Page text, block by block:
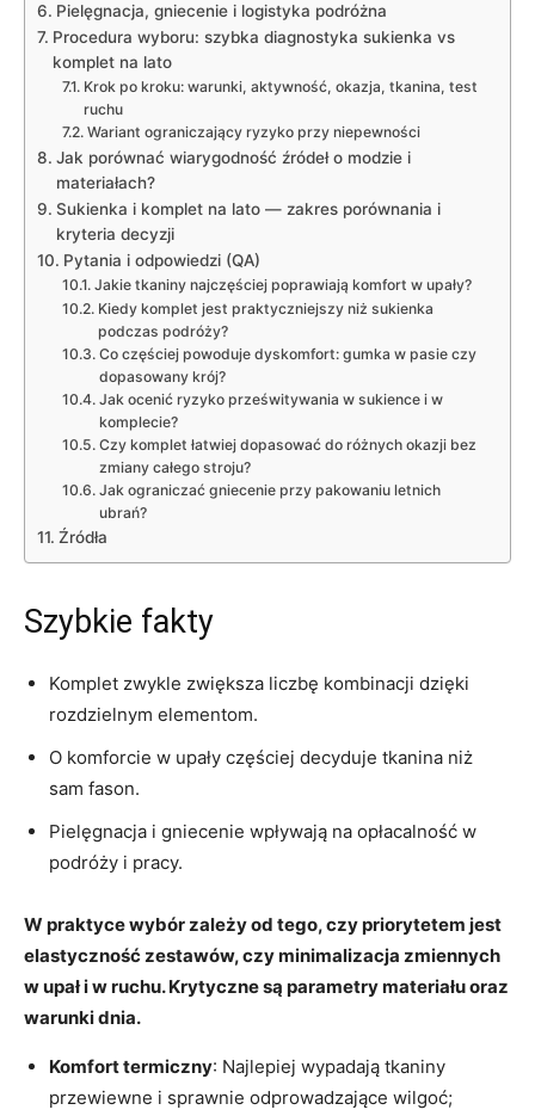
Pielęgnacja, gniecenie i logistyka podróżna
Procedura wyboru: szybka diagnostyka sukienka vs
komplet na lato
Krok po kroku: warunki, aktywność, okazja, tkanina, test
ruchu
Wariant ograniczający ryzyko przy niepewności
Jak porównać wiarygodność źródeł o modzie i
materiałach?
Sukienka i komplet na lato — zakres porównania i
kryteria decyzji
Pytania i odpowiedzi (QA)
Jakie tkaniny najczęściej poprawiają komfort w upały?
Kiedy komplet jest praktyczniejszy niż sukienka
podczas podróży?
Co częściej powoduje dyskomfort: gumka w pasie czy
dopasowany krój?
Jak ocenić ryzyko prześwitywania w sukience i w
komplecie?
Czy komplet łatwiej dopasować do różnych okazji bez
zmiany całego stroju?
Jak ograniczać gniecenie przy pakowaniu letnich
ubrań?
Źródła
Szybkie fakty
Komplet zwykle zwiększa liczbę kombinacji dzięki
rozdzielnym elementom.
O komforcie w upały częściej decyduje tkanina niż
sam fason.
Pielęgnacja i gniecenie wpływają na opłacalność w
podróży i pracy.
W praktyce wybór zależy od tego, czy priorytetem jest
elastyczność zestawów, czy minimalizacja zmiennych
w upał i w ruchu. Krytyczne są parametry materiału oraz
warunki dnia.
Komfort termiczny: Najlepiej wypadają tkaniny
przewiewne i sprawnie odprowadzające wilgoć;